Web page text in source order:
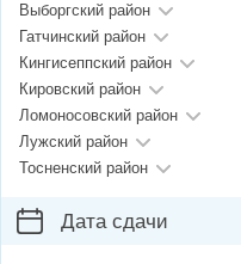
Выборгский район
Гатчинский район
Кингисеппский район
Кировский район
Ломоносовский район
Лужский район
Тосненский район
Дата сдачи